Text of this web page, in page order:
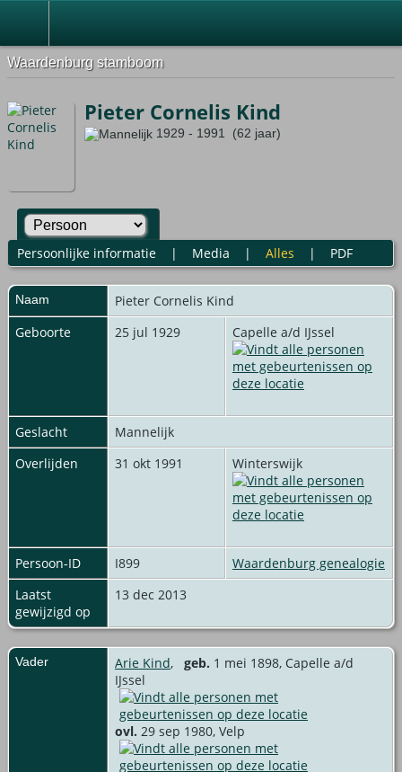
Waardenburg stamboom
Pieter Cornelis Kind
1929 - 1991 (62 jaar)
Persoonlijke informatie| Media | Alles | PDF
Naam Pieter Cornelis Kind
Geboorte
25 jul 1929 Capelle a/d IJssel
Geslacht
Mannelijk
Overlijden
31 okt 1991 Winterswijk
Persoon-ID I899
Waardenburg genealogie
Laatst
gewijzigd op
13 dec 2013
Vader Arie Kind, geb. 1 mei 1898, Capelle a/d
IJssel
ovl. 29 sep 1980, Velp